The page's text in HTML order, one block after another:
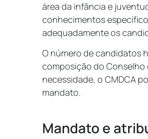
área da infância e
conhecimentos
adequadamente os
O número de candidatos
composição do Conselho
necessidade, o CMDCA
mandato.
Mandato e